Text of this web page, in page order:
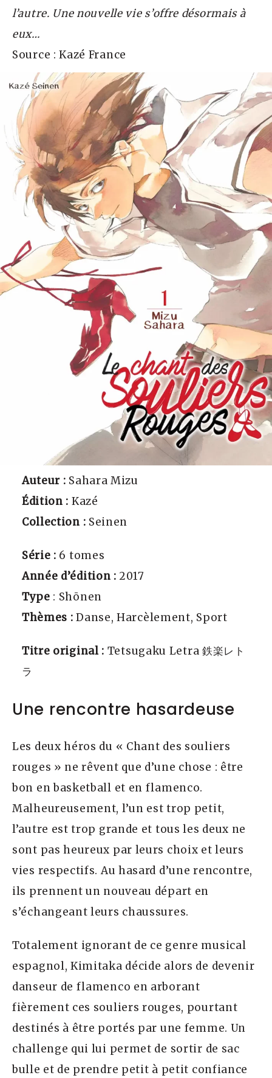
l’autre. Une nouvelle vie s’offre désormais à
eux…
Source : Kazé France
Auteur : Sahara Mizu
Édition : Kazé
Collection : Seinen
Série : 6 tomes
Année d’édition : 2017
Type : Shōnen
Thèmes : Danse, Harcèlement, Sport
Titre original : Tetsugaku Letra 鉄楽レト
ラ
Une rencontre hasardeuse
Les deux héros du « Chant des souliers
rouges » ne rêvent que d’une chose : être
bon en basketball et en flamenco.
Malheureusement, l’un est trop petit,
l’autre est trop grande et tous les deux ne
sont pas heureux par leurs choix et leurs
vies respectifs. Au hasard d’une rencontre,
ils prennent un nouveau départ en
s’échangeant leurs chaussures.
Totalement ignorant de ce genre musical
espagnol, Kimitaka décide alors de devenir
danseur de flamenco en arborant
fièrement ces souliers rouges, pourtant
destinés à être portés par une femme. Un
challenge qui lui permet de sortir de sac
bulle et de prendre petit à petit confiance